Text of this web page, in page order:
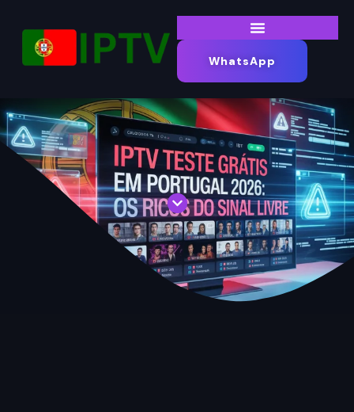
WhatsApp